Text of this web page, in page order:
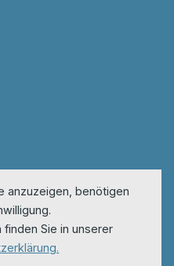
anzuzeigen, benötigen
Sie in unserer